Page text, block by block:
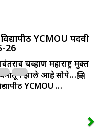
YCMOU पदवी
26
चव्हाण महाराष्ट्र मुक्त
झाले आहे सोपे…🤗
YCMOU …